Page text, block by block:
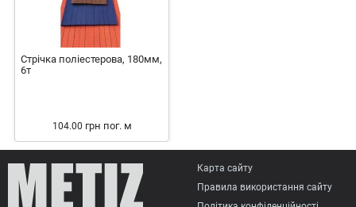
Стрічка поліестерова, 180мм,
6т
104.00 грн пог. м
Карта сайту
Правила використання сайту